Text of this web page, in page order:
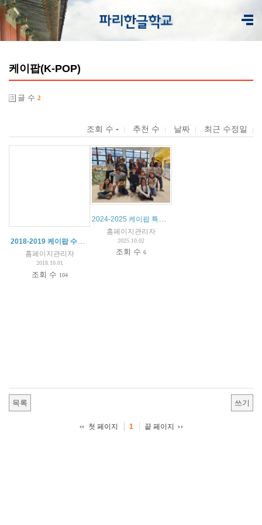
케이팝(K-POP)
글 수 2
조회 수 추천 수 날짜 최근 수정일
2018-2019 케이팝 수업계획표
홈페이지관리자
2018.10.01
조회 수 104
홈페이지관리자
2025.10.02
조회 수 6
목록 쓰기
첫 페이지 1 끝 페이지